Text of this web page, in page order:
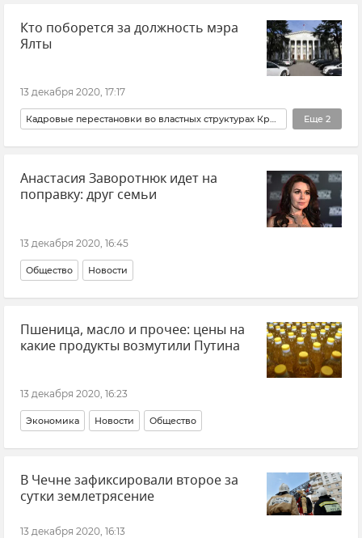
Кто поборется за должность мэра
Ялты
13 декабря 2020, 17:17
Еще 2
Кадровые перестановки во властных структурах Крыма и Севастополя
Политика Новости
Анастасия Заворотнюк идет на
поправку: друг семьи
13 декабря 2020, 16:45
Общество Новости
Пшеница, масло и прочее: цены на
какие продукты возмутили Путина
13 декабря 2020, 16:23
Экономика Новости Общество
В Чечне зафиксировали второе за
сутки землетрясение
13 декабря 2020, 16:13